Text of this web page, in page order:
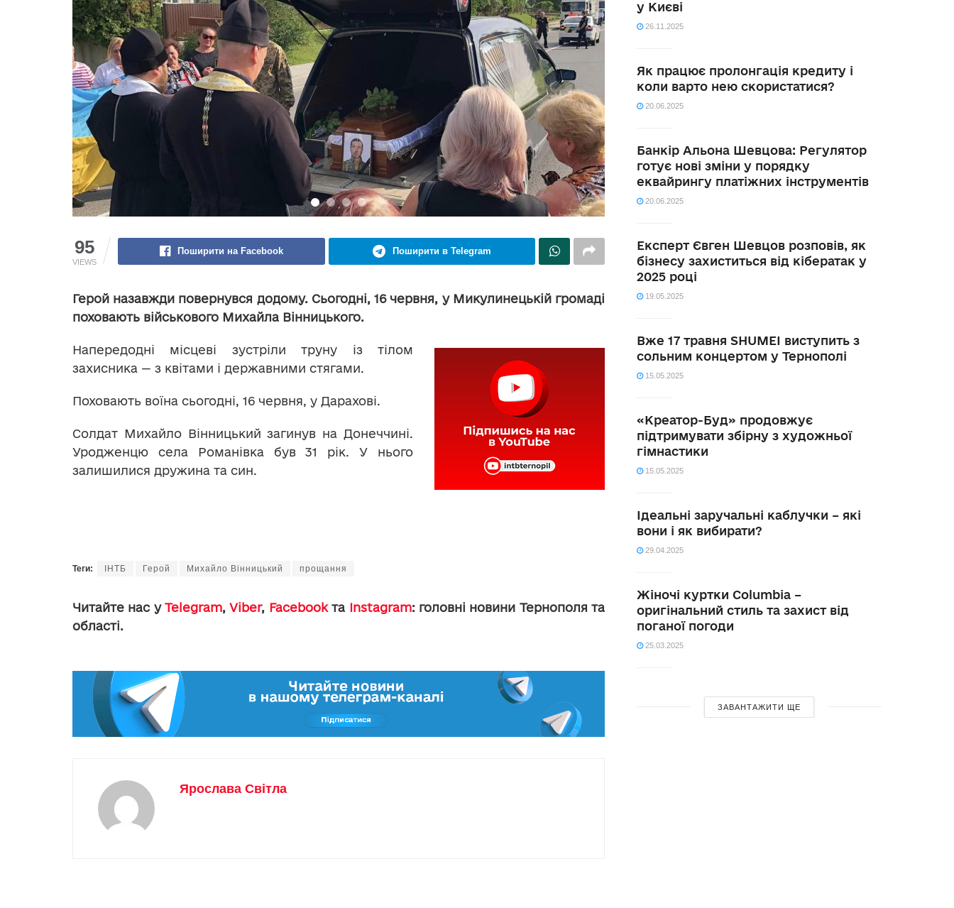
95
VIEWS
Поширити на Facebook Поширити в Telegram
Герой назавжди повернувся додому. Сьогодні, 16 червня, у Микулинецькій громаді
поховають військового Михайла Вінницького.
Напередодні місцеві зустріли труну із тілом
захисника — з квітами і державними стягами.
Поховають воїна сьогодні, 16 червня, у Дарахові.
Солдат Михайло Вінницький загинув на Донеччині.
Уродженцю села Романівка був 31 рік. У нього
залишилися дружина та син.
Теги: ІНТБ Герой Михайло Вінницький прощання
Читайте нас уTelegram,Viber, Facebookта Instagram: головні новини Тернополя та
області.
Ярослава Світла
у Києві
26.11.2025
Як працює пролонгація кредиту і
коли варто нею скористатися?
20.06.2025
Банкір Альона Шевцова: Регулятор
готує нові зміни у порядку
еквайрингу платіжних інструментів
20.06.2025
Експерт Євген Шевцов розповів, як
бізнесу захиститься від кібератак у
2025 році
19.05.2025
Вже 17 травня SHUMEI виступить з
сольним концертом у Тернополі
15.05.2025
«Креатор-Буд» продовжує
підтримувати збірну з художньої
гімнастики
15.05.2025
Ідеальні заручальні каблучки – які
вони і як вибирати?
29.04.2025
Жіночі куртки Columbia –
оригінальний стиль та захист від
поганої погоди
25.03.2025
ЗАВАНТАЖИТИ ЩЕ